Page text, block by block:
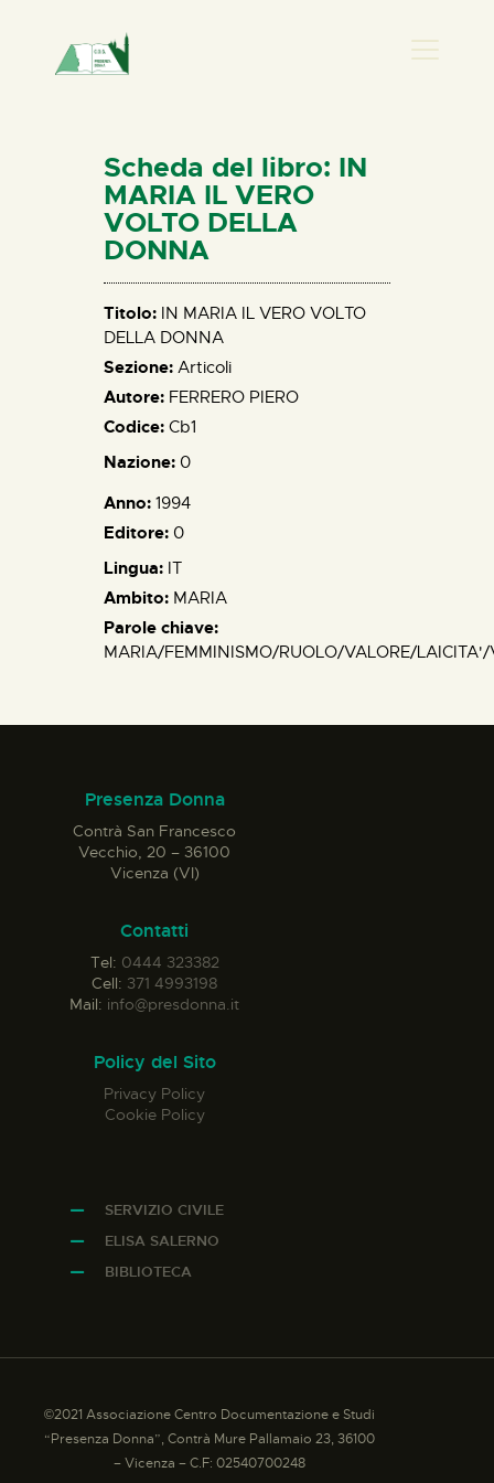
HOME
CHI SIAMO
NEWS
PERCORSI
ELISA SALERNO
CONTATTI
Scheda del libro: IN
MARIA IL VERO
VOLTO DELLA
DONNA
Titolo: IN MARIA IL VERO VOLTO
DELLA DONNA
Sezione: Articoli
Autore: FERRERO PIERO
Codice: Cb1
Nazione: 0
Anno: 1994
Editore: 0
Lingua: IT
Ambito: MARIA
Parole chiave:
MARIA/FEMMINISMO/RUOLO/VALORE/
Presenza Donna
Contrà San Francesco
Vecchio, 20 – 36100
Vicenza (VI)
Contatti
Tel: 0444 323382
Cell: 371 4993198
Mail: info@presdonna.it
Policy del Sito
Privacy Policy
Cookie Policy
SERVIZIO CIVILE
ELISA SALERNO
BIBLIOTECA
©2021 Associazione Centro Documentazione e Studi
“Presenza Donna”, Contrà Mure Pallamaio 23, 36100
– Vicenza – C.F: 02540700248